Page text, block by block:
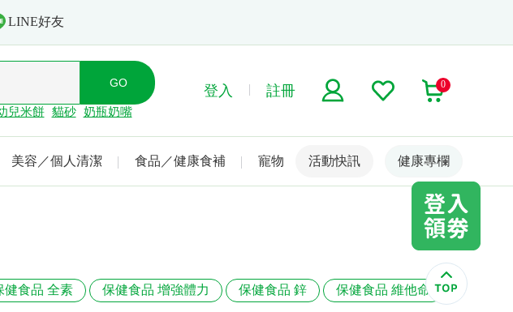
LINE好友
兒米餅 貓砂 奶瓶奶嘴
登入 註冊 0
美容／個人清潔 食品／健康食補 寵物 名人嚴選
活動快訊 健康專欄
健食品 全素 保健食品 增強體力 保健食品 鋅 保健食品 維他命